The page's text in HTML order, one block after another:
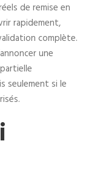
de remise en
rapidement,
complète.
une
seulement si le